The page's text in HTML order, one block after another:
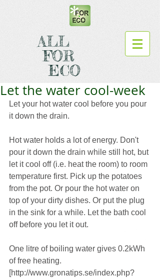
ALL
FOR
ECO
Let the water cool-week
Let your hot water cool before you pour
it down the drain.
Hot water holds a lot of energy. Don't
pour it down the drain while still hot, but
let it cool off (i.e. heat the room) to room
temperature first. Pick up the potatoes
from the pot. Or pour the hot water on
top of your dirty dishes. Or put the plug
in the sink for a while. Let the bath cool
off before you let it out.
One litre of boiling water gives 0.2kWh
of free heating.
[http://www.gronatips.se/index.php?